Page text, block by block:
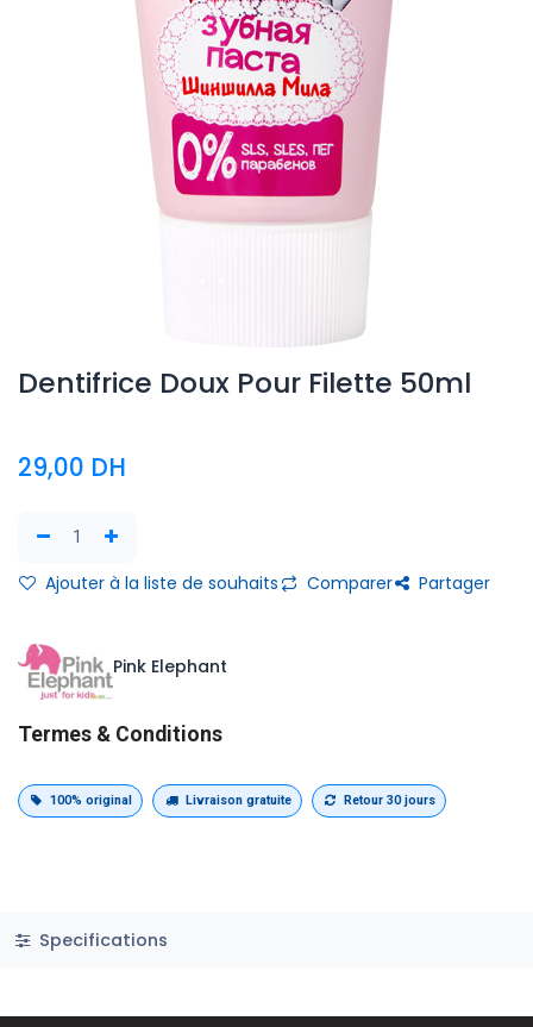
Dentifrice Doux Pour Filette 50ml
29,00 DH
Ajouter à la liste de souhaits Comparer Partager
Pink Elephant
Termes & Conditions
100% original Livraison gratuite Retour 30 jours
Specifications